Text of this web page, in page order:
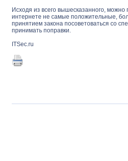
Исходя из всего вышесказанного, можно
интернете не самые положительные,
принятием закона посоветоваться со
принимать поправки.
ITSec.ru